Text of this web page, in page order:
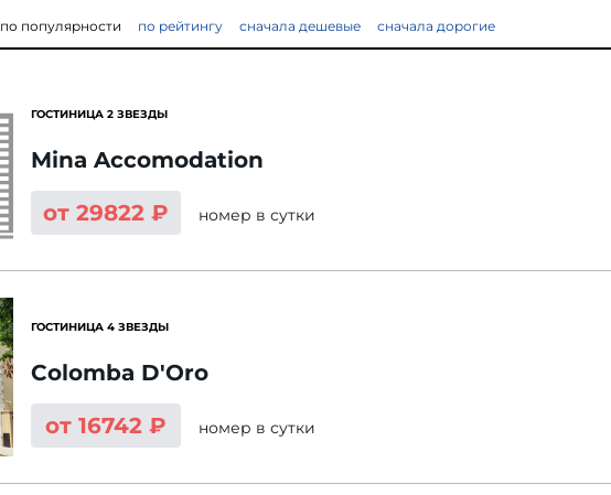
по популярности по рейтингу сначала дешевые сначала дорогие
ГОСТИНИЦА 2 ЗВЕЗДЫ
Mina Accomodation
от 29822 ₽
номер в сутки
ГОСТИНИЦА 4 ЗВЕЗДЫ
Colomba D'Oro
от 16742 ₽
номер в сутки